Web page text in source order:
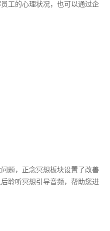
工的心理状况，也可以通过企
题，正念冥想板块设置了改善
聆听冥想引导音频，帮助您进